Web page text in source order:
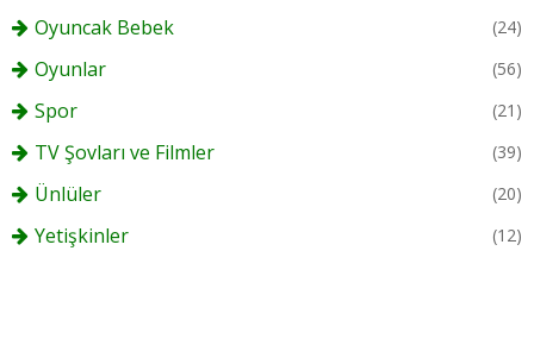
Oyuncak Bebek (24)
Oyunlar (56)
Spor (21)
TV Şovları ve Filmler (39)
Ünlüler (20)
Yetişkinler (12)